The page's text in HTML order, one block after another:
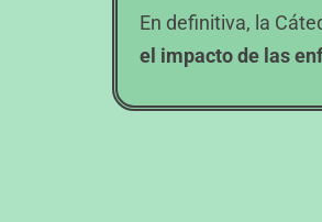
En definitiva, la
el impacto de las